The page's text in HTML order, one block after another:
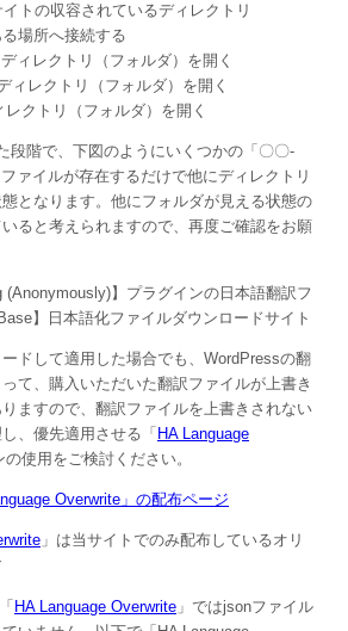
トの収容されているディレクトリ
場所へ接続する
ディレクトリ（フォルダ）を開く
ィレクトリ（フォルダ）を開く
レクトリ（フォルダ）を開く
段階で、下図のようにいくつかの「〇〇-
ァイルが存在するだけで他にディレクトリ
態となります。他にフォルダが見える状態の
ると考えられますので、再度ご確認をお願
ードして適用した場合でも、WordPressの翻
て、購入いただいた翻訳ファイルが上書き
ますので、翻訳ファイルを上書きされない
、優先適用させる「 HA Language
の使用をご検討ください。
Overwrite」の配布ページ
」は当サイトでのみ配布しているオリ
HA Language Overwrite 」ではjsonファイル